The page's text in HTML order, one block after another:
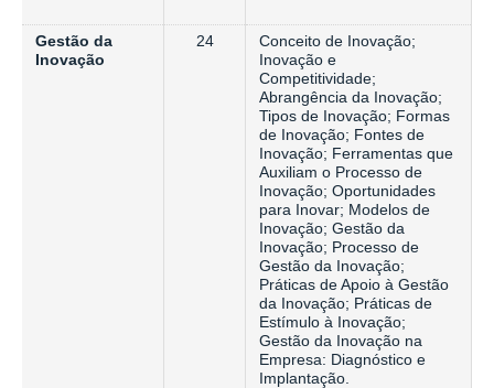
Gestão da
Inovação
24
Conceito de Inovação;
Inovação e
Competitividade;
Abrangência da Inovação;
Tipos de Inovação; Formas
de Inovação; Fontes de
Inovação; Ferramentas que
Auxiliam o Processo de
Inovação; Oportunidades
para Inovar; Modelos de
Inovação; Gestão da
Inovação; Processo de
Gestão da Inovação;
Práticas de Apoio à Gestão
da Inovação; Práticas de
Estímulo à Inovação;
Gestão da Inovação na
Empresa: Diagnóstico e
Implantação.